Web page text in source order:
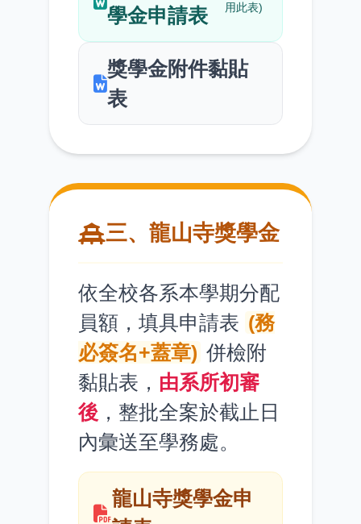
學金申請表
用此表)
獎學金附件黏貼
表
三、龍山寺獎學金
依全校各系本學期分配
員額，填具申請表 (務
必簽名+蓋章) 併檢附
黏貼表， 由系所初審
後，整批全案於截止日
內彙送至學務處。
龍山寺獎學金申